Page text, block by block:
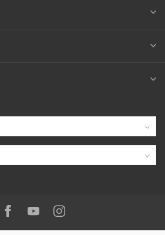
Volg ons op:Facebook
YoutubeInstagram